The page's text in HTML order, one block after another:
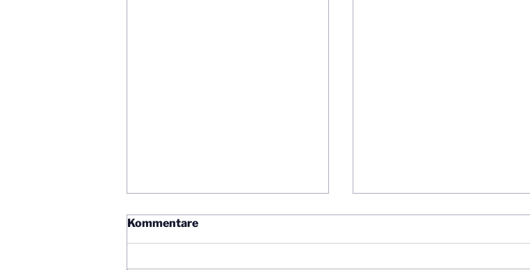
Kommentare